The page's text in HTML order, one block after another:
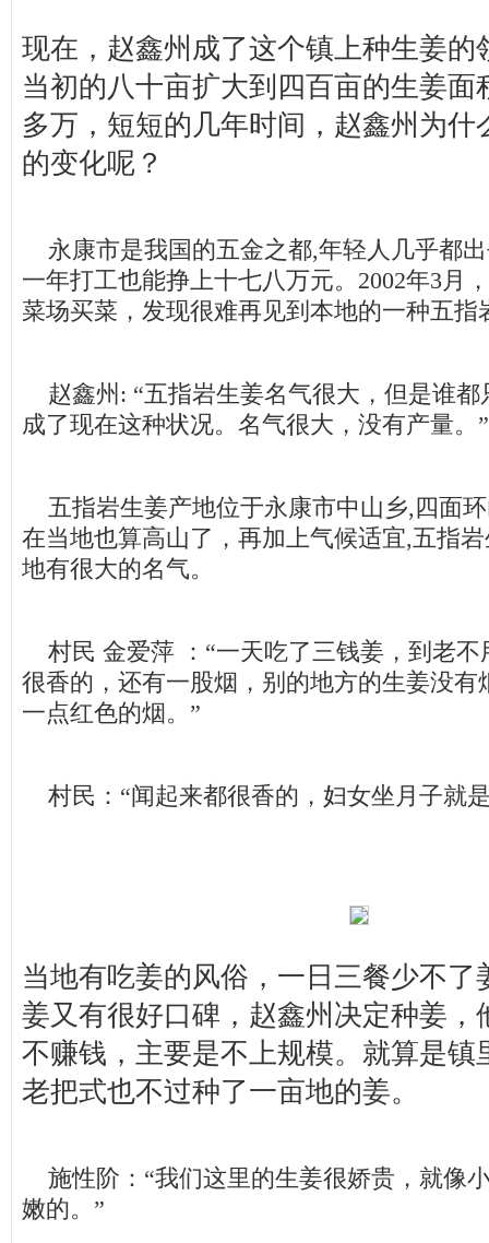
现在，赵鑫州成了这个镇上种生姜的
当初的八十亩扩大到四百亩的生姜面
多万，短短的几年时间，赵鑫州为什
的变化呢？
永康市是我国的五金之都,年轻人几乎都
一年打工也能挣上十七八万元。2002年3月
菜场买菜，发现很难再见到本地的一种五指
赵鑫州: “五指岩生姜名气很大，但是谁都
成了现在这种状况。名气很大，没有产量。”
五指岩生姜产地位于永康市中山乡,四面环
在当地也算高山了，再加上气候适宜,五指
地有很大的名气。
村民 金爱萍 ：“一天吃了三钱姜，到老不
很香的，还有一股烟，别的地方的生姜没有
一点红色的烟。”
村民：“闻起来都很香的，妇女坐月子就
当地有吃姜的风俗，一日三餐少不了
姜又有很好口碑，赵鑫州决定种姜，
不赚钱，主要是不上规模。就算是镇
老把式也不过种了一亩地的姜。
施性阶：“我们这里的生姜很娇贵，就像
嫩的。”